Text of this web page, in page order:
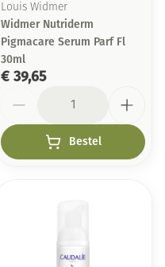
Louis Widmer
Widmer Nutriderm
Pigmacare Serum Parf Fl
30ml
€ 39,65
Bestel